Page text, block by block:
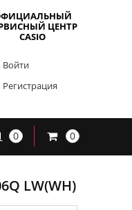
ЦЕНТР
CASIO
Войти
Регистрация
0 0
LW(WH)